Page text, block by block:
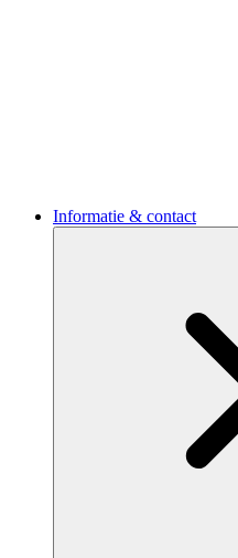
Informatie & contact